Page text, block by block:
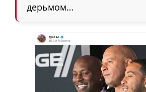
дерьмом…